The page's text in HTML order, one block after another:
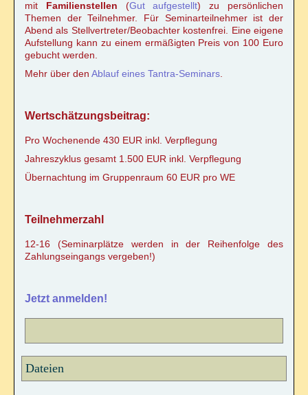
mit Familienstellen (Gut aufgestellt) zu persönlichen
Themen der Teilnehmer. Für Seminarteilnehmer ist der
Abend als Stellvertreter/Beobachter kostenfrei. Eine eigene
Aufstellung kann zu einem ermäßigten Preis von 100 Euro
gebucht werden.
Mehr über den Ablauf eines Tantra-Seminars
Wertschätzungsbeitrag:
Pro Wochenende 430 EUR inkl. Verpflegung
Jahreszyklus gesamt 1.500 EUR inkl. Verpflegung
Übernachtung im Gruppenraum 60 EUR pro WE
Teilnehmerzahl
12-16 (Seminarplätze werden in der Reihenfolge des
Zahlungseingangs vergeben!)
Jetzt anmelden!
Dateien